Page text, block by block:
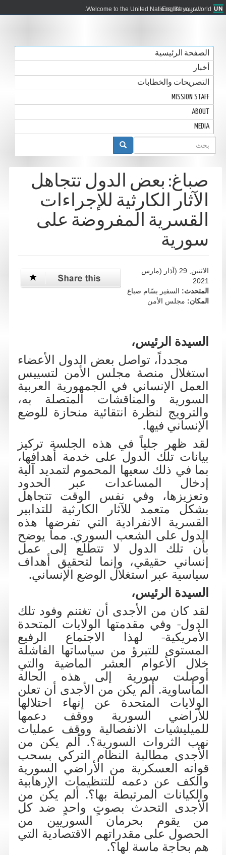
Welcome to the United Nations. It's your world.
العربية English
الصفحة الرئيسية
أخبار
التصريحات والخطابات
MISSION STAFF
ABOUT
MEDIA
استمارة
البحث
صباغ: بعض الدول تتجاهل
الآثار الكارثية للإجراءات
القسرية المفروضة على
سورية
الاثنين, 29 (آذار (مارس
2021
المتحدث: السفير بسّام صباغ
المكان: مجلس الأمن
السيدة الرئيس،
مجدداً، تواصل بعض الدول الأعضاء
استغلال منصة مجلس الأمن لتسييس
العمل الإنساني في الجمهورية العربية
السورية والمناقشات المتصلة به،
والترويج لنظرة انتقائية منحازة للوضع
الإنساني فيها.
لقد ظهر جلياً في هذه الجلسة تركيز
بيانات تلك الدول على خدمة أهدافها،
بما في ذلك سعيها المحموم لتمديد آلية
إدخال المساعدات عبر الحدود
وتعزيزها، وفي نفس الوقت تتجاهل
بشكل متعمد للآثار الكارثية للتدابير
القسرية الانفرادية التي تفرضها هذه
الدول على الشعب السوري. مما يوضح
بأن تلك الدول لا تتطلع إلى عمل
إنساني حقيقي، وإنما لتحقيق أهداف
سياسية عبر استغلال الوضع الإنساني.
السيدة الرئيس،
لقد كان من الأجدى أن تغتنم وفود تلك
الدول- وفي مقدمتها الولايات المتحدة
الأمريكية- لهذا الاجتماع الرفيع
المستوى للتبرؤ من سياساتها الفاشلة
خلال الأعوام العشر الماضية والتي
أوصلت سورية إلى هذه الحالة
المأساوية. ألم يكن من الأجدى أن تعلن
الولايات المتحدة عن إنهاء احتلالها
للأراضي السورية ووقف دعمها
للميليشيات الانفصالية ووقف عمليات
نهب الثروات السورية؟. ألم يكن من
الأجدى مطالبة النظام التركي بسحب
قواته العسكرية من الأراضي السورية
والكف عن دعمه للتنظيمات الإرهابية
والكيانات المرتبطة بها؟. ألم يكن من
الأجدى التحدث بصوتٍ واحدٍ ضد كل
من يقوم بحرمان السوريين من
الحصول على مقدراتهم الاقتصادية التي
هم بحاجة ماسة لها؟.